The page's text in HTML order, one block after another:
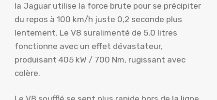
la Jaguar utilise la force brute pour se précipiter
du repos à 100 km/h juste 0,2 seconde plus
lentement. Le V8 suralimenté de 5,0 litres
fonctionne avec un effet dévastateur,
produisant 405 kW / 700 Nm, rugissant avec
colère.